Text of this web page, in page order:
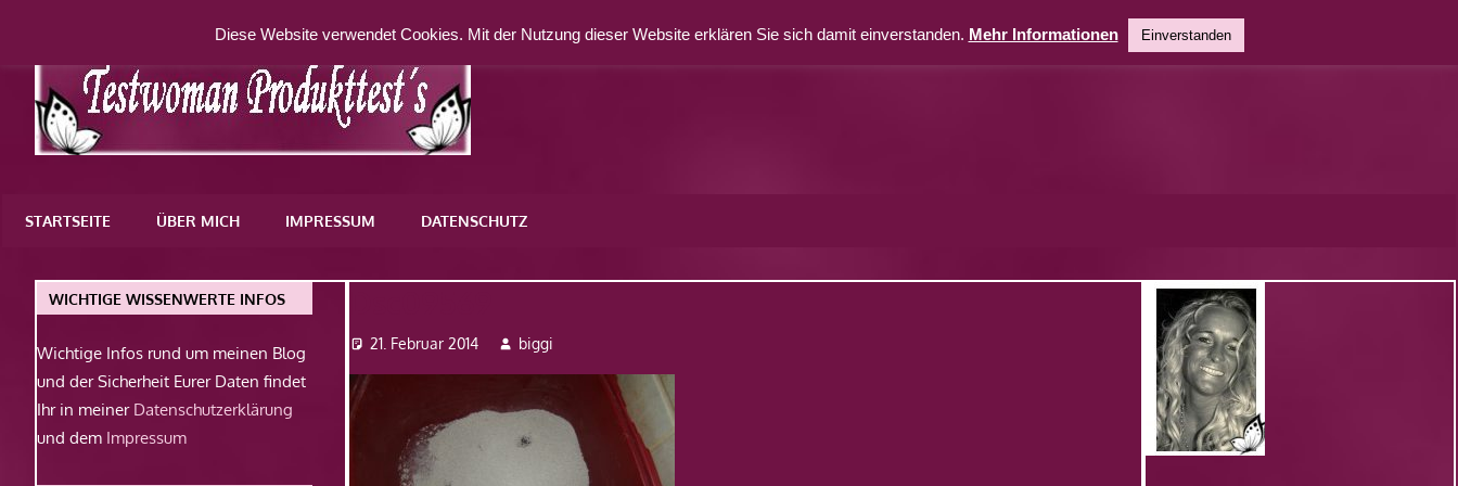
springen
WordPress-
STARTSEITE ÜBER MICH IMPRESSUM DATENSCHUTZ
21. Februar 2014 biggi
WICHTIGE WISSENWERTE INFOS
Wichtige Infos rund um meinen Blog
und der Sicherheit Eurer Daten findet
Ihr in meiner Datenschutzerklärung
und dem Impressum
Diese Website verwendet Cookies. Mit der Nutzung dieser Website erklären Sie sich damit einverstanden. Mehr Informationen Einverstanden